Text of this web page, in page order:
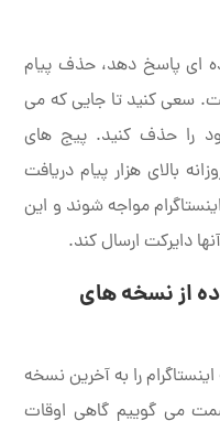
ای پاسخ دهد، حذف پیام
سعی کنید تا جایی که می
را حذف کنید. پیج های
بالای هزار پیام دریافت
مواجه شوند و این
دایرکت ارسال کند.
از نسخه های
را به آخرین نسخه
می گوییم گاهی اوقات